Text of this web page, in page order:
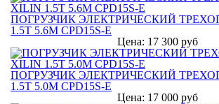
ПОГРУЗЧИК ЭЛЕКТРИЧЕСКИЙ
1.5Т 5.6М CPD15S-E
Цена: 17 300 руб
ПОГРУЗЧИК ЭЛЕКТРИЧЕСКИЙ
1.5Т 5.0М CPD15S-E
Цена: 17 000 руб